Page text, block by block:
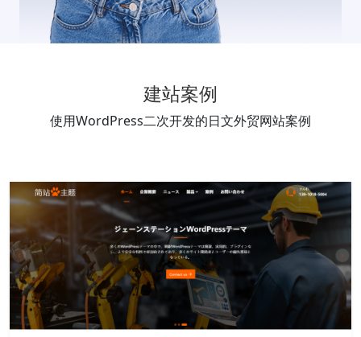
建站案例
使用WordPress二次开发的日文外贸网站案例